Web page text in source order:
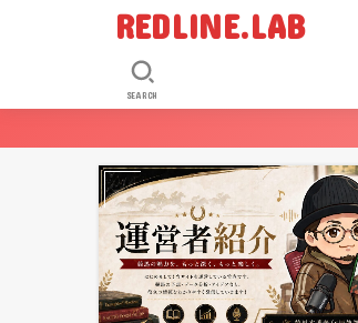
REDLINE.LAB
SEARCH